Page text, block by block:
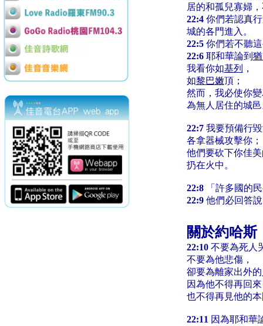
居的和孤兒寡婦
22:4 你們若認真
城的各門進入。
22:5 你們若不聽
22:6 耶和華論到
我看你如基列
，
如黎巴嫩頂；
然而，我必使你
為無人居住的城
22:7 我要預備行
各拿器械攻擊你；
他們要砍下你佳
扔在火中。
22:8
「許多國的
22:9 他們必回答
關於約哈斯
22:10 不要為死人
不要為他悲傷，
卻要為離家出外
因為他不得再回
也不得再見他的
22:11 因為耶和華